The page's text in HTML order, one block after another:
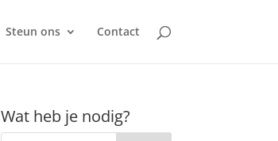
Steun ons Contact
Wat heb je nodig?